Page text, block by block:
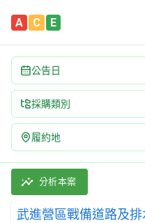
A C E
公告日
採購類別
履約地
武進營區戰備道路及排水
採購類別：工程類 其他土
分析本案
武進營區戰備道路及